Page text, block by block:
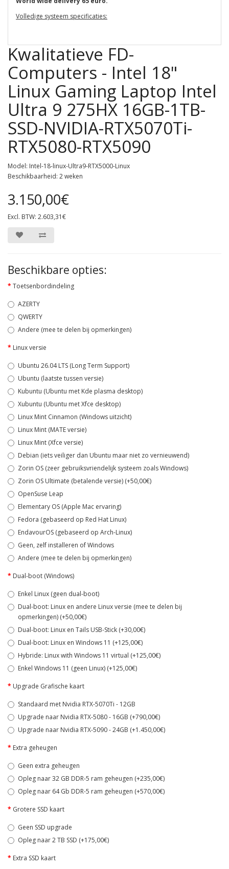
Volledige systeem specificaties:
Kwalitatieve FD-
Computers - Intel 18"
Linux Gaming Laptop Intel
Ultra 9 275HX 16GB-1TB-
SSD-NVIDIA-RTX5070Ti-
RTX5080-RTX5090
Model: Intel-18-linux-Ultra9-RTX5000-Linux
Beschikbaarheid: 2 weken
3.150,00€
Excl. BTW: 2.603,31€
Beschikbare opties:
Toetsenbordindeling
AZERTY
QWERTY
Andere (mee te delen bij opmerkingen)
Linux versie
Ubuntu 26.04 LTS (Long Term Support)
Ubuntu (laatste tussen versie)
Kubuntu (Ubuntu met Kde plasma desktop)
Xubuntu (Ubuntu met Xfce desktop)
Linux Mint Cinnamon (Windows uitzicht)
Linux Mint (MATE versie)
Linux Mint (Xfce versie)
Debian (iets veiliger dan Ubuntu maar niet zo vernieuwend)
Zorin OS (zeer gebruiksvriendelijk systeem zoals Windows)
Zorin OS Ultimate (betalende versie) (+50,00€)
OpenSuse Leap
Elementary OS (Apple Mac ervaring)
Fedora (gebaseerd op Red Hat Linux)
EndavourOS (gebaseerd op Arch-Linux)
Geen, zelf installeren of Windows
Andere (mee te delen bij opmerkingen)
Dual-boot (Windows)
Enkel Linux (geen dual-boot)
Dual-boot: Linux en andere Linux versie (mee te delen bij
opmerkingen) (+50,00€)
Dual-boot: Linux en Tails USB-Stick (+30,00€)
Dual-boot: Linux en Windows 11 (+125,00€)
Hybride: Linux with Windows 11 virtual (+125,00€)
Enkel Windows 11 (geen Linux) (+125,00€)
Upgrade Grafische kaart
Standaard met Nvidia RTX-5070Ti - 12GB
Upgrade naar Nvidia RTX-5080 - 16GB (+790,00€)
Upgrade naar Nvidia RTX-5090 - 24GB (+1.450,00€)
Extra geheugen
Geen extra geheugen
Opleg naar 32 GB DDR-5 ram geheugen (+235,00€)
Opleg naar 64 Gb DDR-5 ram geheugen (+570,00€)
Grotere SSD kaart
Geen SSD upgrade
Opleg naar 2 TB SSD (+175,00€)
Extra SSD kaart